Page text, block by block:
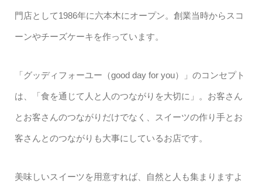
門店として1986年に六本木にオープン。創業当時からスコ
ーンやチーズケーキを作っています。
「グッディフォーユー（good day for you）」のコンセプト
は、「食を通じて人と人のつながりを大切に」。お客さん
とお客さんのつながりだけでなく、スイーツの作り手とお
客さんとのつながりも大事にしているお店です。
美味しいスイーツを用意すれば、自然と人も集まりますよ